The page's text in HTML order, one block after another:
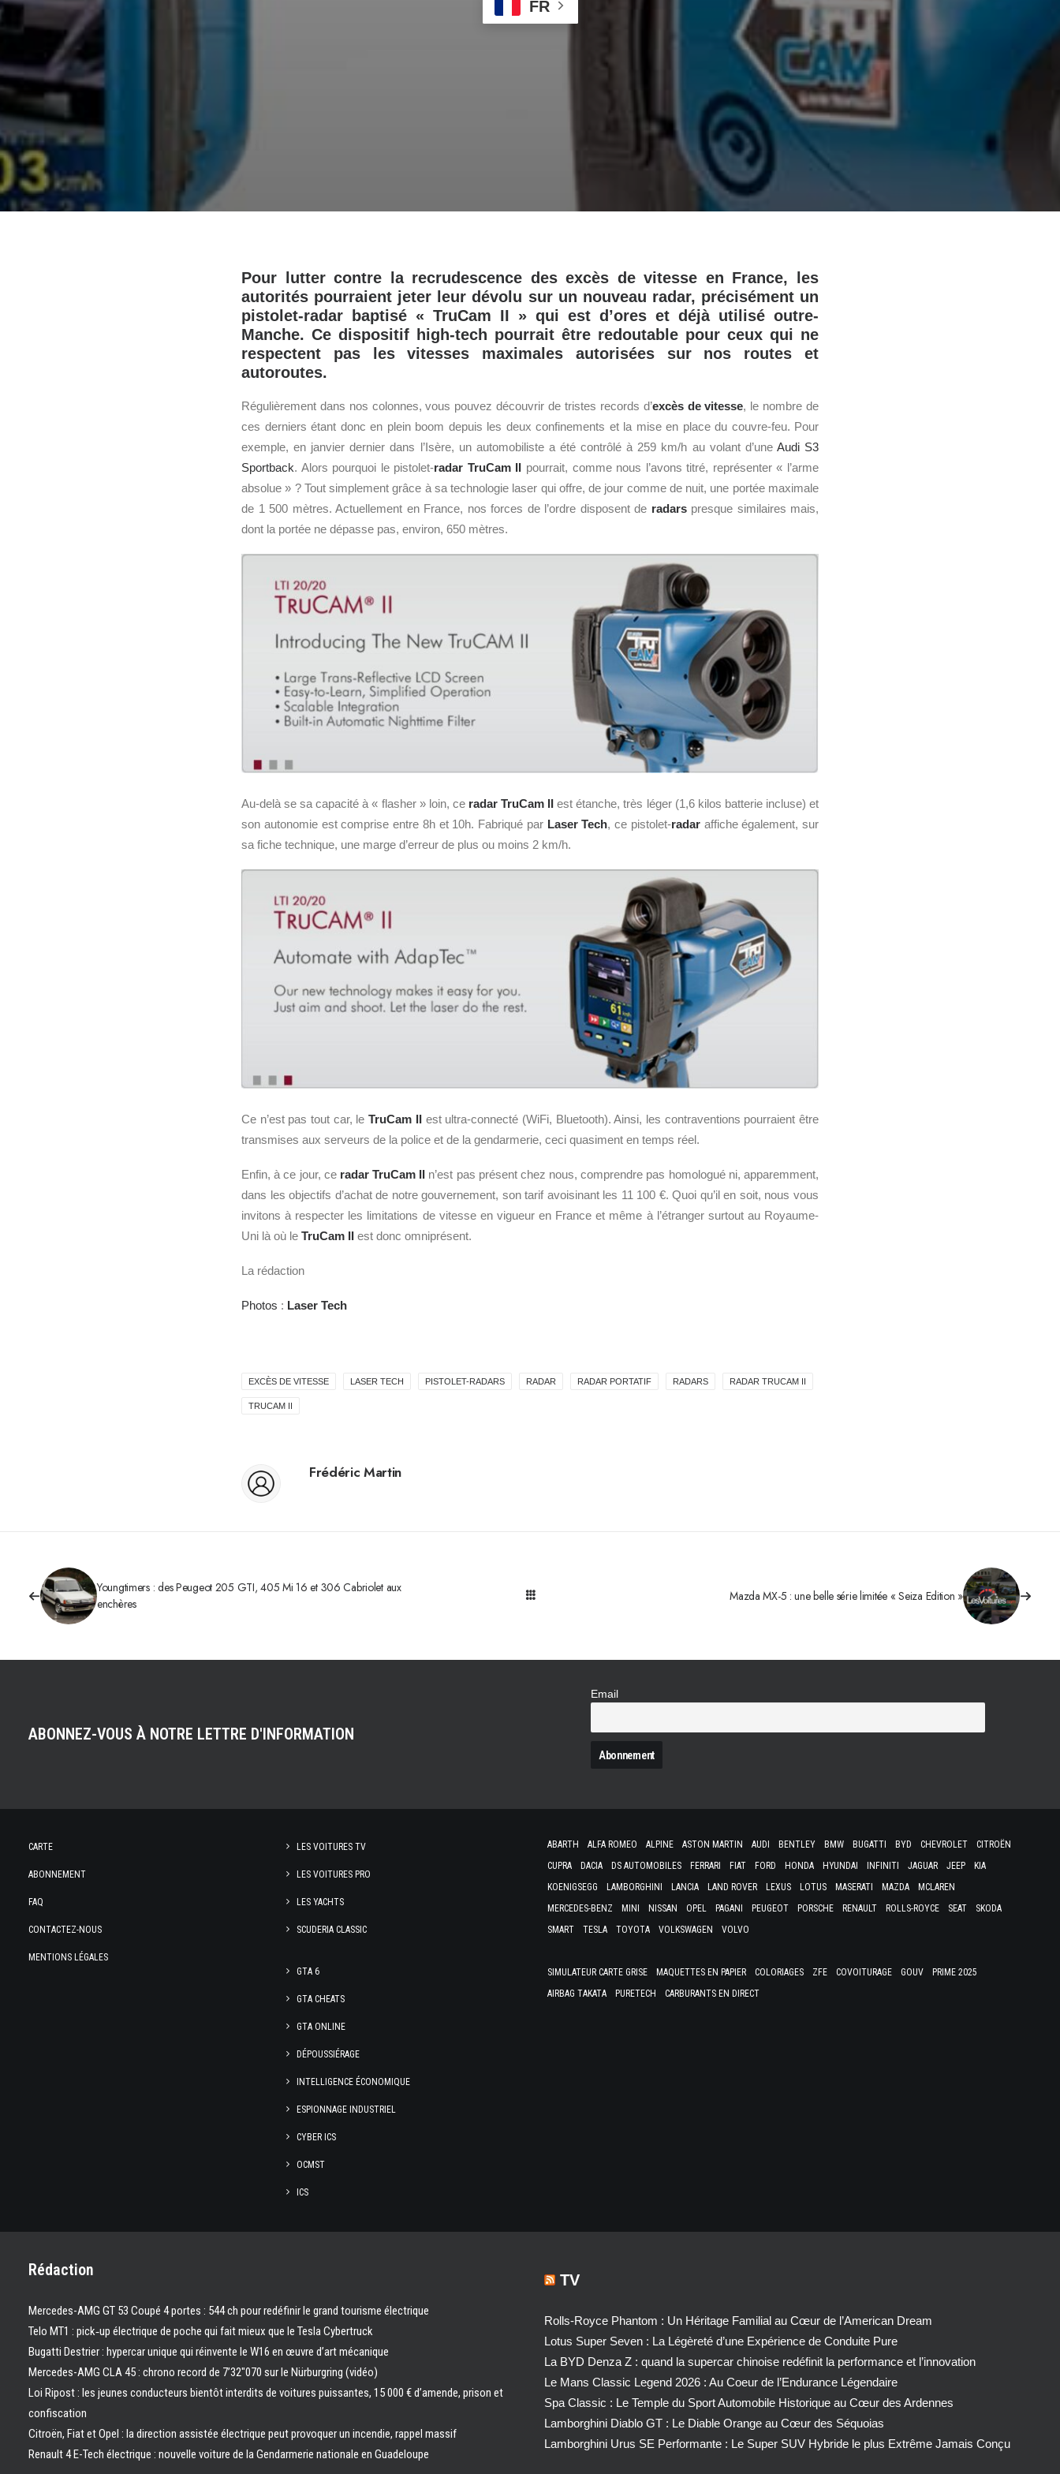
FR
Pour lutter contre la recrudescence des excès de vitesse en France, les
autorités pourraient jeter leur dévolu sur un nouveau radar, précisément un
pistolet-radar baptisé « TruCam II » qui est d’ores et déjà utilisé outre-
Manche. Ce dispositif high-tech pourrait être redoutable pour ceux qui ne
respectent pas les vitesses maximales autorisées sur nos routes et
autoroutes.
Régulièrement dans nos colonnes, vous pouvez découvrir de tristes records d’excès de vitesse, le nombre de
ces derniers étant donc en plein boom depuis les deux confinements et la mise en place du couvre-feu. Pour
exemple, en janvier dernier dans l’Isère, un automobiliste a été contrôlé à 259 km/h au volant d’une Audi S3
Sportback. Alors pourquoi le pistolet-radar TruCam II pourrait, comme nous l’avons titré, représenter « l’arme
absolue » ? Tout simplement grâce à sa technologie laser qui offre, de jour comme de nuit, une portée maximale
de 1 500 mètres. Actuellement en France, nos forces de l’ordre disposent de radarspresque similaires mais,
dont la portée ne dépasse pas, environ, 650 mètres.
Au-delà se sa capacité à « flasher » loin, ce radar TruCam II est étanche, très léger (1,6 kilos batterie incluse) et
son autonomie est comprise entre 8h et 10h. Fabriqué par Laser Tech, ce pistolet-radaraffiche également, sur
sa fiche technique, une marge d’erreur de plus ou moins 2 km/h.
Ce n’est pas tout car, leTruCam IIest ultra-connecté (WiFi, Bluetooth). Ainsi, les contraventions pourraient être
transmises aux serveurs de la police et de la gendarmerie, ceci quasiment en temps réel.
Enfin, à ce jour, ce radar TruCam II n’est pas présent chez nous, comprendre pas homologué ni, apparemment,
dans les objectifs d’achat de notre gouvernement, son tarif avoisinant les 11 100 €. Quoi qu’il en soit, nous vous
invitons à respecter les limitations de vitesse en vigueur en France et même à l’étranger surtout au Royaume-
Uni là où le TruCam II est donc omniprésent.
La rédaction
Photos : Laser Tech
EXCÈS DE VITESSE LASER TECH PISTOLET-RADARS RADAR RADAR PORTATIF RADARS RADAR TRUCAM II
TRUCAM II
Frédéric Martin
Youngtimers : des Peugeot 205 GTI, 405 Mi 16 et 306 Cabriolet aux
enchères
Mazda MX-5 : une belle série limitée « Seiza Edition »
ABONNEZ-VOUS À NOTRE LETTRE D'INFORMATION
Email
CARTE
ABONNEMENT
FAQ
CONTACTEZ-NOUS
MENTIONS LÉGALES
LES VOITURES TV
LES VOITURES PRO
LES YACHTS
SCUDERIA CLASSIC
GTA 6
GTA CHEATS
GTA ONLINE
DÉPOUSSIÉRAGE
INTELLIGENCE ÉCONOMIQUE
ESPIONNAGE INDUSTRIEL
CYBER ICS
OCMST
ICS
ABARTH ALFA ROMEO ALPINE ASTON MARTIN AUDI BENTLEY BMW BUGATTI BYD CHEVROLET
CITROËN
CUPRA
DACIA DS AUTOMOBILES FERRARI FIAT FORD HONDA HYUNDAI INFINITI JAGUAR JEEP
KIA
KOENIGSEGG
LAMBORGHINI LANCIA LAND ROVER LEXUS LOTUS MASERATI MAZDA
MCLAREN
MERCEDES-BENZ
MINI NISSAN OPEL PAGANI PEUGEOT PORSCHE RENAULT ROLLS-ROYCE SEAT
SKODA
SMART
TESLA TOYOTA VOLKSWAGEN VOLVO
SIMULATEUR CARTE GRISE MAQUETTES EN PAPIER COLORIAGES ZFE COVOITURAGE GOUV
PRIME 2025
AIRBAG TAKATA
PURETECH CARBURANTS EN DIRECT
Rédaction
Mercedes-AMG GT 53 Coupé 4 portes : 544 ch pour redéfinir le grand tourisme électrique
Telo MT1 : pick‑up électrique de poche qui fait mieux que le Tesla Cybertruck
Bugatti Destrier : hypercar unique qui réinvente le W16 en œuvre d’art mécanique
Mercedes-AMG CLA 45 : chrono record de 7’32″070 sur le Nürburgring (vidéo)
Loi Ripost : les jeunes conducteurs bientôt interdits de voitures puissantes, 15 000 € d’amende, prison et
confiscation
Citroën, Fiat et Opel : la direction assistée électrique peut provoquer un incendie, rappel massif
Renault 4 E-Tech électrique : nouvelle voiture de la Gendarmerie nationale en Guadeloupe
TV
Rolls-Royce Phantom : Un Héritage Familial au Cœur de l’American Dream
Lotus Super Seven : La Légèreté d’une Expérience de Conduite Pure
La BYD Denza Z : quand la supercar chinoise redéfinit la performance et l’innovation
Le Mans Classic Legend 2026 : Au Coeur de l’Endurance Légendaire
Spa Classic : Le Temple du Sport Automobile Historique au Cœur des Ardennes
Lamborghini Diablo GT : Le Diable Orange au Cœur des Séquoias
Lamborghini Urus SE Performante : Le Super SUV Hybride le plus Extrême Jamais Conçu